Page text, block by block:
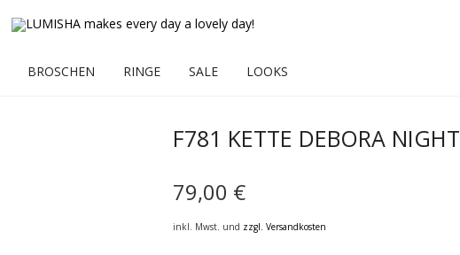
BROSCHEN RINGE SALE LOOKS
F781 KETTE DEBORA NIGHT
79,00 €
inkl. Mwst. und zzgl. Versandkosten